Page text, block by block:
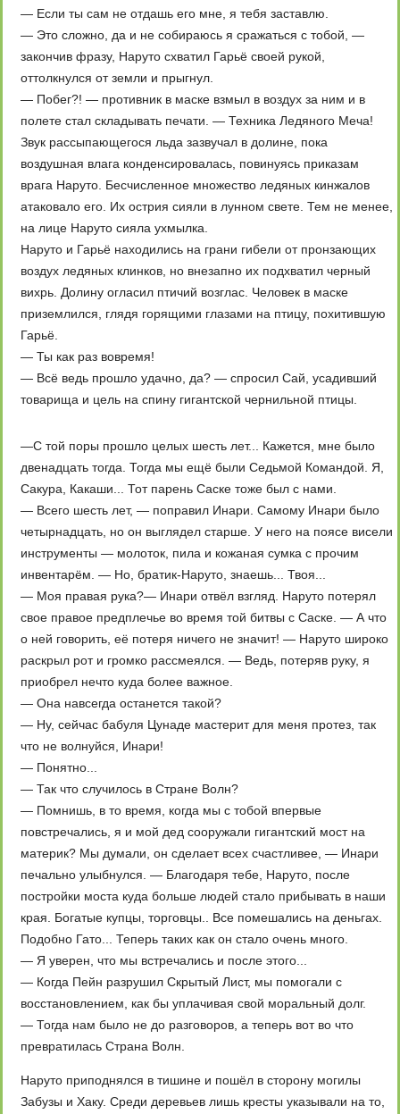
— Если ты сам не отдашь его мне, я тебя заставлю.
— Это сложно, да и не собираюсь я сражаться с тобой, —
закончив фразу, Наруто схватил Гарьё своей рукой,
оттолкнулся от земли и прыгнул.
— Побег?! — противник в маске взмыл в воздух за ним и в
полете стал складывать печати. — Техника Ледяного Меча!
Звук рассыпающегося льда зазвучал в долине, пока
воздушная влага конденсировалась, повинуясь приказам
врага Наруто. Бесчисленное множество ледяных кинжалов
атаковало его. Их острия сияли в лунном свете. Тем не менее,
на лице Наруто сияла ухмылка.
Наруто и Гарьё находились на грани гибели от пронзающих
воздух ледяных клинков, но внезапно их подхватил черный
вихрь. Долину огласил птичий возглас. Человек в маске
приземлился, глядя горящими глазами на птицу, похитившую
Гарьё.
— Ты как раз вовремя!
— Всё ведь прошло удачно, да? — спросил Сай, усадивший
товарища и цель на спину гигантской чернильной птицы.
—С той поры прошло целых шесть лет... Кажется, мне было
двенадцать тогда. Тогда мы ещё были Седьмой Командой. Я,
Сакура, Какаши... Тот парень Саске тоже был с нами.
— Всего шесть лет, — поправил Инари. Самому Инари было
четырнадцать, но он выглядел старше. У него на поясе висели
инструменты — молоток, пила и кожаная сумка с прочим
инвентарём. — Но, братик-Наруто, знаешь... Твоя...
— Моя правая рука?— Инари отвёл взгляд. Наруто потерял
свое правое предплечье во время той битвы с Саске. — А что
о ней говорить, её потеря ничего не значит! — Наруто широко
раскрыл рот и громко рассмеялся. — Ведь, потеряв руку, я
приобрел нечто куда более важное.
— Она навсегда останется такой?
— Ну, сейчас бабуля Цунаде мастерит для меня протез, так
что не волнуйся, Инари!
— Понятно...
— Так что случилось в Стране Волн?
— Помнишь, в то время, когда мы с тобой впервые
повстречались, я и мой дед сооружали гигантский мост на
материк? Мы думали, он сделает всех счастливее, — Инари
печально улыбнулся. — Благодаря тебе, Наруто, после
постройки моста куда больше людей стало прибывать в наши
края. Богатые купцы, торговцы.. Все помешались на деньгах.
Подобно Гато... Теперь таких как он стало очень много.
— Я уверен, что мы встречались и после этого...
— Когда Пейн разрушил Скрытый Лист, мы помогали с
восстановлением, как бы уплачивая свой моральный долг.
— Тогда нам было не до разговоров, а теперь вот во что
превратилась Страна Волн.
Наруто приподнялся в тишине и пошёл в сторону могилы
Забузы и Хаку. Среди деревьев лишь кресты указывали на то,